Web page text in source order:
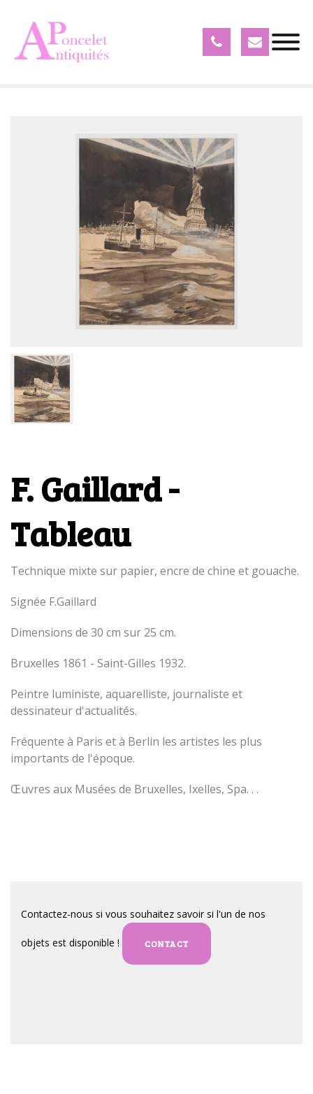
F. Gaillard -
Tableau
Technique mixte sur papier, encre de chine et gouache.
Signée F.Gaillard
Dimensions de 30 cm sur 25 cm.
Bruxelles 1861 - Saint-Gilles 1932.
Peintre luministe, aquarelliste, journaliste et
dessinateur d'actualités.
Fréquente à Paris et à Berlin les artistes les plus
importants de l'époque.
Œuvres aux Musées de Bruxelles, Ixelles, Spa. . .
Contactez-nous si vous souhaitez savoir si l'un de nos
objets est disponible ! CONTACT